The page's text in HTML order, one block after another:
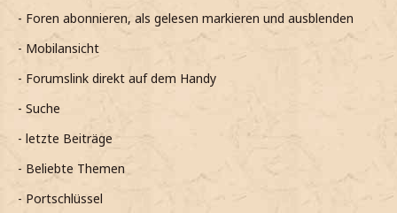
- Foren abonnieren, als gelesen markieren und ausblenden
- Mobilansicht
- Forumslink direkt auf dem Handy
- Suche
- letzte Beiträge
- Beliebte Themen
- Portschlüssel